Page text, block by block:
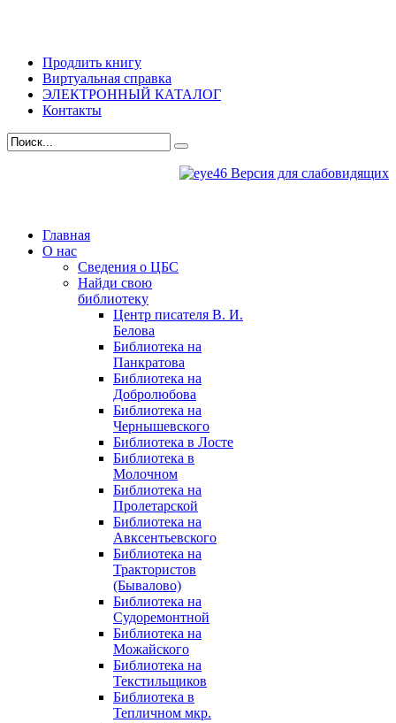
Продлить книгу
Виртуальная справка
ЭЛЕКТРОННЫЙ КАТАЛОГ
Контакты
Версия для слабовидящих
Главная
О нас
Сведения о ЦБС
Найди свою
библиотеку
Центр писателя В. И.
Белова
Библиотека на
Панкратова
Библиотека на
Добролюбова
Библиотека на
Чернышевского
Библиотека в Лосте
Библиотека в
Молочном
Библиотека на
Пролетарской
Библиотека на
Авксентьевского
Библиотека на
Трактористов
(Бывалово)
Библиотека на
Судоремонтной
Библиотека на
Можайского
Библиотека на
Текстильщиков
Библиотека в
Тепличном мкр.